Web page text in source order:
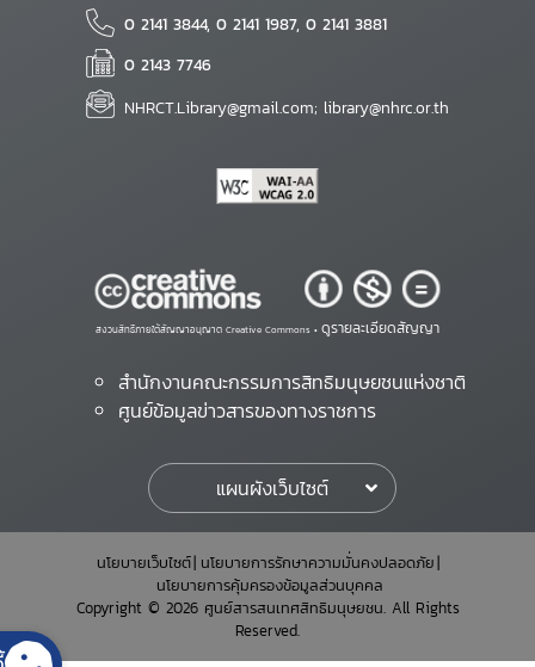
0 2141 3844, 0 2141 1987, 0 2141 3881
0 2143 7746
NHRCT.Library@gmail.com; library@nhrc.or.th
สงวนสิทธิ์ภายใต้สัญญาอนุญาต Creative Commons • ดูรายละเอียดสัญญา
สำนักงานคณะกรรมการสิทธิมนุษยชนแห่งชาติ
ศูนย์ข้อมูลข่าวสารของทางราชการ
แผนผังเว็บไซต์
นโยบายเว็บไซต์ นโยบายการรักษาความมั่นคงปลอดภัย
นโยบายการคุ้มครองข้อมูลส่วนบุคคล
Copyright © 2026 ศูนย์สารสนเทศสิทธิมนุษยชน. All Rights
Reserved.